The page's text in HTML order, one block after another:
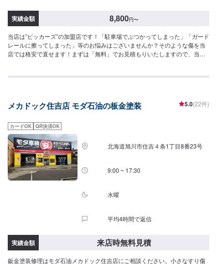
実績金額 8,800円〜
当店は”ピッカーズ”の加盟店です！「駐車場でぶつかってしまった」「ガード
レールに擦ってしまった」等のお悩みはございませんか？そのような傷を当
店では格安で直せます！まずは「無料」でお見積もりいたしますので、当店
メカドック住吉店 モダ石油の板金塗装 5.0(22件)
カードOK QR決済OK
北海道旭川市住吉４条1丁目8番23号
9:00 ~ 17:30
水曜
平均4時間で返信
実績金額 来店時無料見積
鈑金塗装修理はモダ石油メカドック住吉店にご相談ください。小さなすり傷